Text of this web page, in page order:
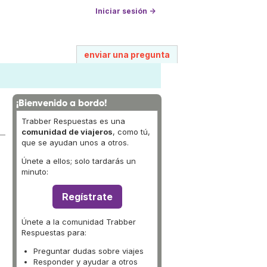
Iniciar sesión →
enviar una pregunta
¡Bienvenido a bordo!
Trabber Respuestas es una
comunidad de viajeros, como tú,
que se ayudan unos a otros.
Únete a ellos; solo tardarás un
minuto:
Regístrate
Únete a la comunidad Trabber
Respuestas para:
Preguntar dudas sobre viajes
Responder y ayudar a otros